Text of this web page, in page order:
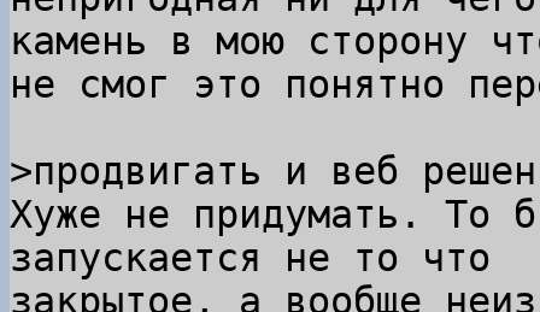
камень в мою сторону
не смог это понятно
Хуже не придумать. То
запускается не то что
закрытое, а вообще